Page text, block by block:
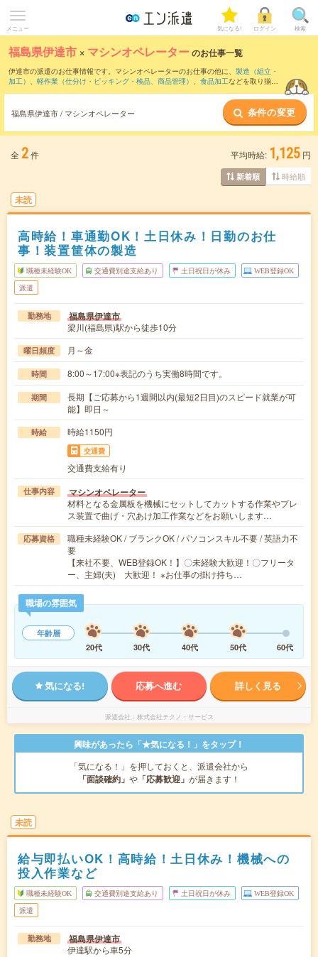
メニュー 気になる! ログイン 検索
福島県伊達市 × マシンオペレーターのお仕事一覧
伊達市の派遣のお仕事情報です。マシンオペレーターのお仕事の他に、 製造（組立・
加工） 、 軽作業（仕分け・ピッキング・検品、商品管理） 、 食品加工などを取り揃え
マシンオペレーターのお仕事とは？とは？
福島県伊達市 / マシンオペレーター 条件の変更
全 2件 平均時給: 1,125 円
新着順 時給順
未読
高時給！車通勤OK！土日休み！日勤のお仕
事！装置筐体の製造
職種未経験OK 交通費別途支給あり 土日祝日が休み WEB登録OK
派遣
勤務地 福島県伊達市
梁川(福島県)駅から徒歩10分
曜日頻度 月～金
時間 8:00～17:00※表記のうち実働8時間です。
期間
長期【ご応募から1週間以内(最短2日目)のスピード就業が可
能】即日～
時給 時給1150円
交通費
交通費支給有り
仕事内容 マシンオペレーター
材料となる金属板を機械にセットしてカットする作業やプレ
ス装置で曲げ・穴あけ加工作業などをお願いします…
応募資格
職種未経験OK / ブランクOK / パソコンスキル不要 / 英語力不
要
【来社不要、WEB登録OK！】〇未経験大歓迎！〇フリータ
ー、主婦(夫) 大歓迎！ ※お仕事の掛け持ち…
職場の雰囲気
年齢層
20代
30代 40代 50代 60代
気になる! 応募へ進む 詳しく見る
派遣会社 株式会社テクノ・サービス
興味があったら「★気になる！」をタップ！
「気になる！」を押しておくと、派遣会社から
「面談確約」 や 「応募歓迎」 が届きます！
未読
給与即払いOK！高時給！土日休み！機械への
投入作業など
職種未経験OK 交通費別途支給あり 土日祝日が休み WEB登録OK
派遣
勤務地 福島県伊達市
伊達駅から車5分